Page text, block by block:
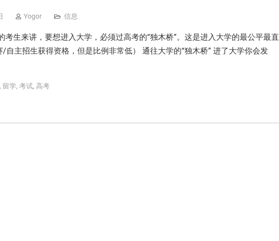
Yogor 信息
考生来讲，要想进入大学，必须过高考的“独木桥”。这是进入大学的最公平最直
主招生获得资格，但是比例非常低） 通往大学的“独木桥” 进了大学你会发
, 留学, 考试, 高考